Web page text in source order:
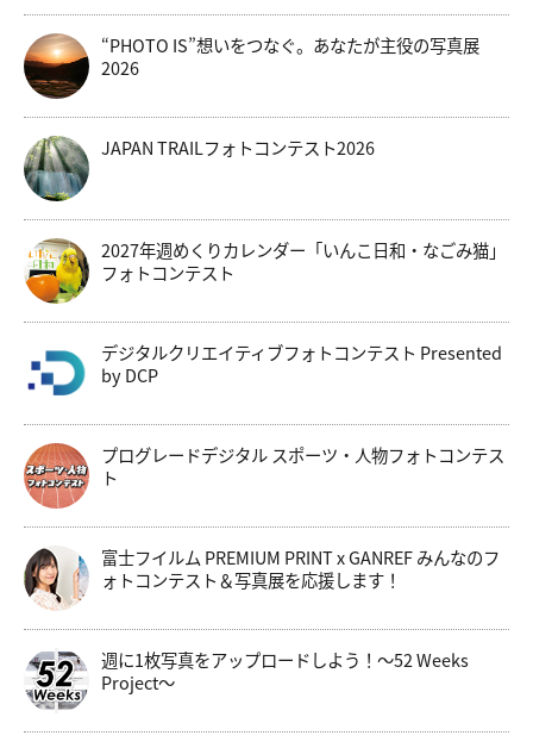
“PHOTO IS”想いをつなぐ。あなたが主役の写真展
2026
JAPAN TRAILフォトコンテスト2026
2027年週めくりカレンダー「いんこ日和・なごみ猫」
フォトコンテスト
デジタルクリエイティブフォトコンテスト Presented
by DCP
プログレードデジタル スポーツ・人物フォトコンテス
ト
富士フイルム PREMIUM PRINT x GANREF みんなのフ
ォトコンテスト＆写真展を応援します！
週に1枚写真をアップロードしよう！～52 Weeks
Project～